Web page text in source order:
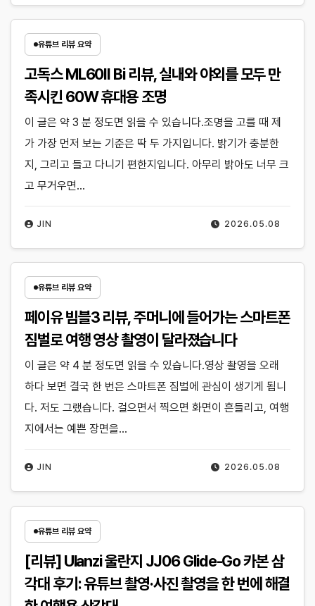
유튜브 리뷰 요약
고독스 ML60II Bi 리뷰, 실내와 야외를 모두 만
족시킨 60W 휴대용 조명
2026.05.08
JIN
이 글은 약 3 분 정도면 읽을 수 있습니다.조명을 고를 때 제
가 가장 먼저 보는 기준은 딱 두 가지입니다. 밝기가 충분한
지, 그리고 들고 다니기 편한지입니다. 아무리 밝아도 너무 크
고 무거우면…
유튜브 리뷰 요약
페이유 빔블3 리뷰, 주머니에 들어가는 스마트폰
짐벌로 여행 영상 촬영이 달라졌습니다
2026.05.08
JIN
이 글은 약 4 분 정도면 읽을 수 있습니다.영상 촬영을 오래
하다 보면 결국 한 번은 스마트폰 짐벌에 관심이 생기게 됩니
다. 저도 그랬습니다. 걸으면서 찍으면 화면이 흔들리고, 여행
지에서는 예쁜 장면을…
유튜브 리뷰 요약
[리뷰] Ulanzi 울란지 JJ06 Glide-Go 카본 삼
각대 후기: 유튜브 촬영·사진 촬영을 한 번에 해결